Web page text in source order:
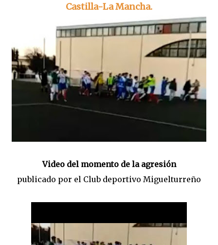
Castilla-La Mancha.
Video del momento de la agresión
publicado por el Club deportivo Miguelturreño